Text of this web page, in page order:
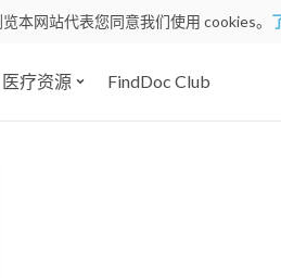
本网站代表您同意我们使用 cookies。
医疗资源 FindDoc Club